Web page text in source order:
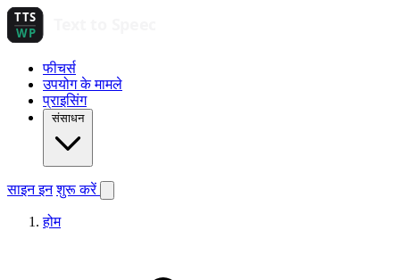
फीचर्स
उपयोग के मामले
प्राइसिंग
संसाधन
साइन इन शुरू करें
होम